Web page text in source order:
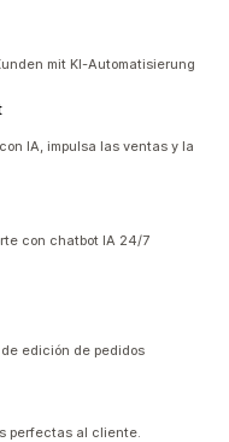
mit KI-Automatisierung
IA, impulsa las ventas y la
con chatbot IA 24/7
edición de pedidos
perfectas al cliente.